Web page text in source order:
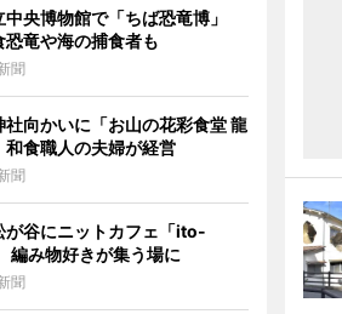
中央博物館で「ちば恐竜博」
恐竜や海の捕食者も
聞
社向かいに「お山の花彩食堂 龍
食職人の夫婦が経営
聞
が谷にニットカフェ「ito-
み物好きが集う場に
聞